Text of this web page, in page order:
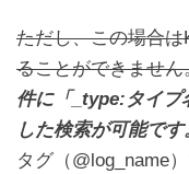
ただし、この場合
ることができません
件に「_type:タイプ
した検索が可能です
タグ（@log_name